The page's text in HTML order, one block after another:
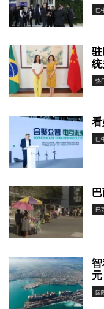
巴
热
巴
巴
国